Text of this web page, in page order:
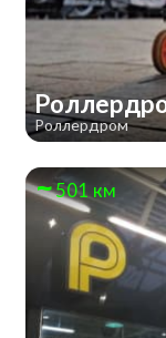
Роллердром
501 км